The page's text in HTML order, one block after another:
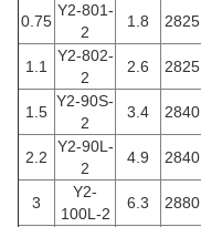
0.75
Y2-801-
2
1.8 2825
1.1
Y2-802-
2
2.6 2825
1.5
Y2-90S-
2
3.4 2840
2.2
Y2-90L-
2
4.9 2840
3
Y2-
100L-2
6.3 2880